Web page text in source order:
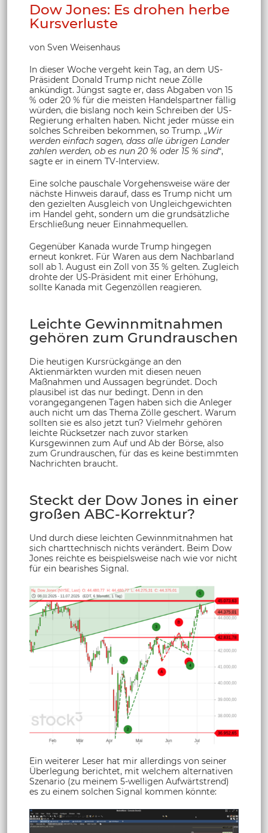
Dow Jones: Es drohen herbe
Kursverluste
von Sven Weisenhaus
In dieser Woche vergeht kein Tag, an dem US-
Präsident Donald Trump nicht neue Zölle
ankündigt. Jüngst sagte er, dass Abgaben von 15
% oder 20 % für die meisten Handelspartner fällig
würden, die bislang noch kein Schreiben der US-
Regierung erhalten haben. Nicht jeder müsse ein
solches Schreiben bekommen, so Trump. „Wir
werden einfach sagen, dass alle übrigen Lander
zahlen werden, ob es nun 20 % oder 15 % sind“,
sagte er in einem TV-Interview.
Eine solche pauschale Vorgehensweise wäre der
nächste Hinweis darauf, dass es Trump nicht um
den gezielten Ausgleich von Ungleichgewichten
im Handel geht, sondern um die grundsätzliche
Erschließung neuer Einnahmequellen.
Gegenüber Kanada wurde Trump hingegen
erneut konkret. Für Waren aus dem Nachbarland
soll ab 1. August ein Zoll von 35 % gelten. Zugleich
drohte der US-Präsident mit einer Erhöhung,
sollte Kanada mit Gegenzöllen reagieren.
Leichte Gewinnmitnahmen
gehören zum Grundrauschen
Die heutigen Kursrückgänge an den
Aktienmärkten wurden mit diesen neuen
Maßnahmen und Aussagen begründet. Doch
plausibel ist das nur bedingt. Denn in den
vorangegangenen Tagen haben sich die Anleger
auch nicht um das Thema Zölle geschert. Warum
sollten sie es also jetzt tun? Vielmehr gehören
leichte Rücksetzer nach zuvor starken
Kursgewinnen zum Auf und Ab der Börse, also
zum Grundrauschen, für das es keine bestimmten
Nachrichten braucht.
Steckt der Dow Jones in einer
großen ABC-Korrektur?
Und durch diese leichten Gewinnmitnahmen hat
sich charttechnisch nichts verändert. Beim Dow
Jones reichte es beispielsweise nach wie vor nicht
für ein bearishes Signal.
Ein weiterer Leser hat mir allerdings von seiner
Überlegung berichtet, mit welchem alternativen
Szenario (zu meinem 5-welligen Aufwärtstrend)
es zu einem solchen Signal kommen könnte: